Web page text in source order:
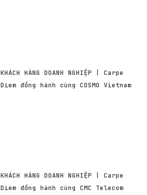
KHÁCH HÀNG DOANH NGHIỆP | Carpe
Diem đồng hành cùng COSMO Vietnam
KHÁCH HÀNG DOANH NGHIỆP | Carpe
Diem đồng hành cùng CMC Telecom